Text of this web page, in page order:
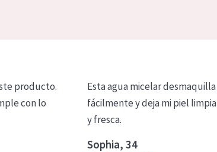
producto.
con lo
Esta agua micelar desmaquilla
fácilmente y deja mi piel limpia
y fresca.
Sophia, 34